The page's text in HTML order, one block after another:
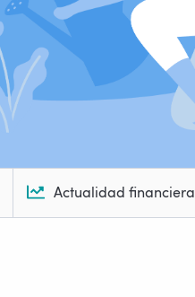
Actualidad financiera